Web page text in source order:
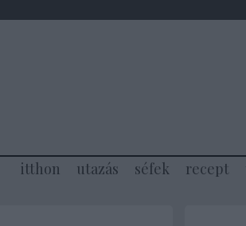
itthon utazás séfek recept